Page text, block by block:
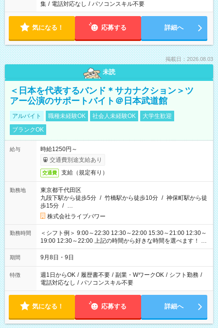
集 / 電話対応なし / パソコンスキル不要
気になる！ 応募する 詳細へ
掲載日：2026.08.03
未読
＜日本を代表するバンド＊サカナクション＞ツ
アー公演のサポートバイト＠日本武道館
アルバイト 職種未経験OK 社会人未経験OK
大学生歓迎
ブランクOK
給与
時給1250円～
交通費別途支給あり
交通費 支給（規定有り）
勤務地
東京都千代田区
九段下駅から徒歩5分 / 竹橋駅から徒歩10分 / 神保町駅から徒
歩15分 / …
株式会社ライブパワー
勤務時間
＜シフト例＞ 9:00～22:30 12:30～22:00 15:30～21:00 12:30～
19:00 12:30～22:00 上記の時間から好きな時間を選べます！ ※
時間は変更となる可能性があります
期間 9月8日・9日
特徴 週1日からOK / 履歴書不要 / 副業・WワークOK / シフト勤務 /
電話対応なし / パソコンスキル不要
気になる！ 応募する 詳細へ